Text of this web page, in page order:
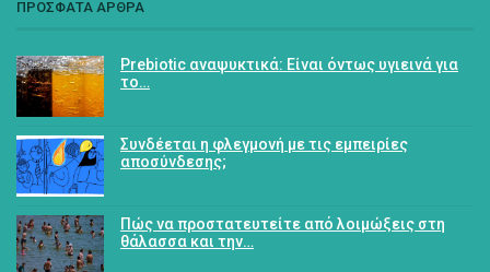
ΠΡΟΣΦΑΤΑ ΑΡΘΡΑ
Prebiotic αναψυκτικά: Είναι όντως υγιεινά για
το…
Συνδέεται η φλεγμονή με τις εμπειρίες
αποσύνδεσης;
Πώς να προστατευτείτε από λοιμώξεις στη
θάλασσα και την…